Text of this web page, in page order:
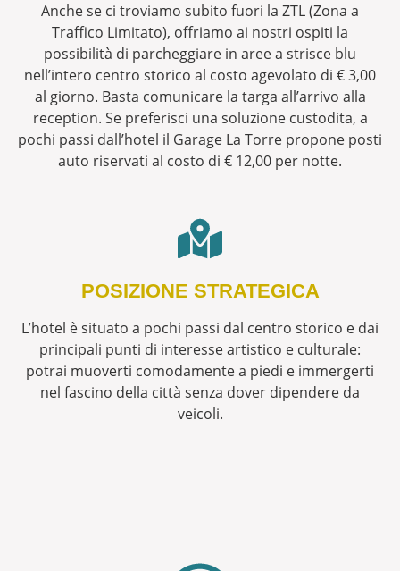
Anche se ci troviamo subito fuori la ZTL (Zona a
Traffico Limitato), offriamo ai nostri ospiti la
possibilità di parcheggiare in aree a strisce blu
nell’intero centro storico al costo agevolato di € 3,00
al giorno. Basta comunicare la targa all’arrivo alla
reception. Se preferisci una soluzione custodita, a
pochi passi dall’hotel il Garage La Torre propone posti
auto riservati al costo di € 12,00 per notte.
POSIZIONE STRATEGICA
L’hotel è situato a pochi passi dal centro storico e dai
principali punti di interesse artistico e culturale:
potrai muoverti comodamente a piedi e immergerti
nel fascino della città senza dover dipendere da
veicoli.